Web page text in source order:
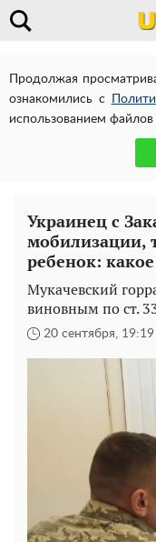
Продолжая
ознакомились с
использованием файлов
Украинец с
мобилизации,
ребенок:
Мукачевский
виновным по ст.
20 сентября, 19:19